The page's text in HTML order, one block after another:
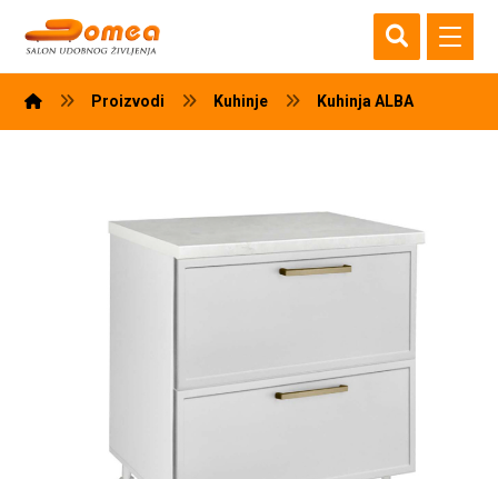
Proizvodi Kuhinje Kuhinja ALBA